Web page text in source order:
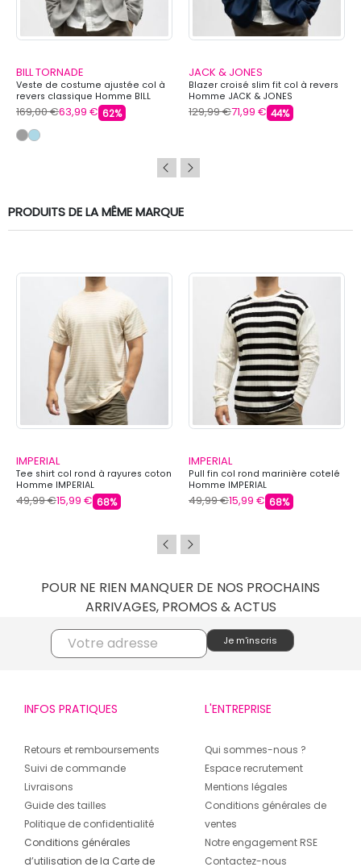
BILL TORNADE
Veste de costume ajustée col à
revers classique Homme BILL
TORNADE
169,00 €63,99 € 62%
JACK & JONES
Blazer croisé slim fit col à revers
Homme JACK & JONES
129,99 €71,99 € 44%
PRODUITS DE LA MÊME MARQUE
IMPERIAL
Tee shirt col rond à rayures coton
Homme IMPERIAL
49,99 €15,99 € 68%
IMPERIAL
Pull fin col rond marinière cotelé
Homme IMPERIAL
49,99 €15,99 € 68%
POUR NE RIEN MANQUER DE NOS PROCHAINS
ARRIVAGES, PROMOS & ACTUS
INFOS PRATIQUES
Retours et remboursements
Suivi de commande
Livraisons
Guide des tailles
Politique de confidentialité
Conditions générales
d’utilisation de la Carte de
L'ENTREPRISE
Qui sommes-nous ?
Espace recrutement
Mentions légales
Conditions générales de
ventes
Notre engagement RSE
Contactez-nous